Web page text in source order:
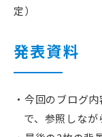
定）
発表資料
今回のブログ
で、参照しなが